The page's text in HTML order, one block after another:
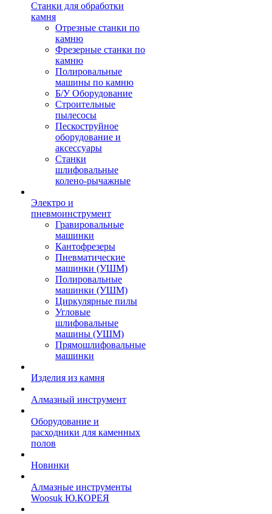
Станки для обработки
камня
Отрезные станки по
камню
Фрезерные станки по
камню
Полировальные
машины по камню
Б/У Оборудование
Строительные
пылесосы
Пескоструйное
оборудование и
аксессуары
Станки
шлифовальные
колено-рычажные
Электро и
пневмоинструмент
Гравировальные
машинки
Кантофрезеры
Пневматические
машинки (УШМ)
Полировальные
машинки (УШМ)
Циркулярные пилы
Угловые
шлифовальные
машины (УШМ)
Прямошлифовальные
машинки
Изделия из камня
Алмазный инструмент
Оборудование и
расходники для каменных
полов
Новинки
Алмазные инструменты
Woosuk Ю.КОРЕЯ